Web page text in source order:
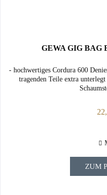
GEWA GIG BAG
- hochwertiges Cordura 600
tragenden Teile extra
ZUM